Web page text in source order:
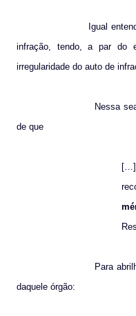
Igual
infração, tendo, a par do
irregularidade do auto de
Nessa
de que
[…]
Para
daquele órgão: